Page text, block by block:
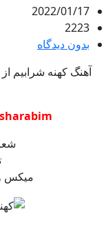
2022/01/17
2223
بدون دیدگاه
آهنگ کهنه شرابیم
میکس